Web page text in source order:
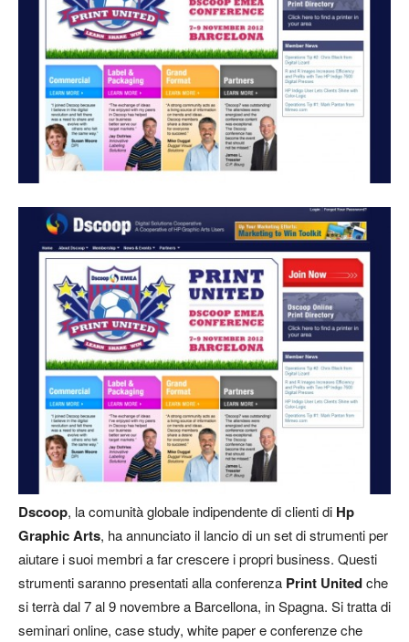
Dscoop, la comunità globale indipendente di clienti di Hp
Graphic Arts, ha annunciato il lancio di un set di strumenti per
aiutare i suoi membri a far crescere i propri business. Questi
strumenti saranno presentati alla conferenza Print Unitedche
si terrà dal 7 al 9 novembre a Barcellona, in Spagna. Si tratta di
seminari online, case study, white paper e conferenze che